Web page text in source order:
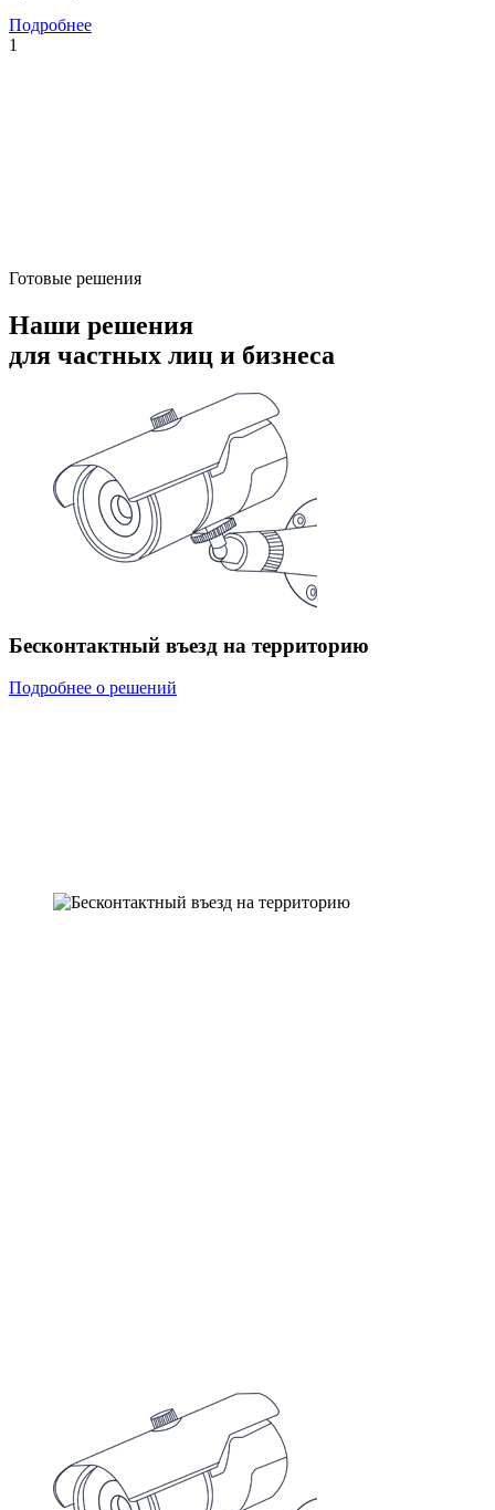
Подробнее
1
Готовые решения
Наши решения
для частных лиц и бизнеса
Бесконтактный въезд на территорию
Подробнее о решений